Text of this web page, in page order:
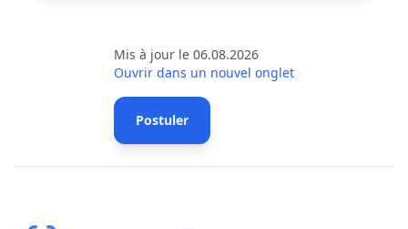
Mis à jour le 06.08.2026
Ouvrir dans un nouvel onglet
Postuler